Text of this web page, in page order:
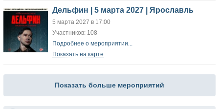
Дельфин | 5 марта 2027 | Ярославль
5 марта 2027 в 17:00
Участников: 108
Подробнее о мероприятии...
Показать на карте
Показать больше мероприятий